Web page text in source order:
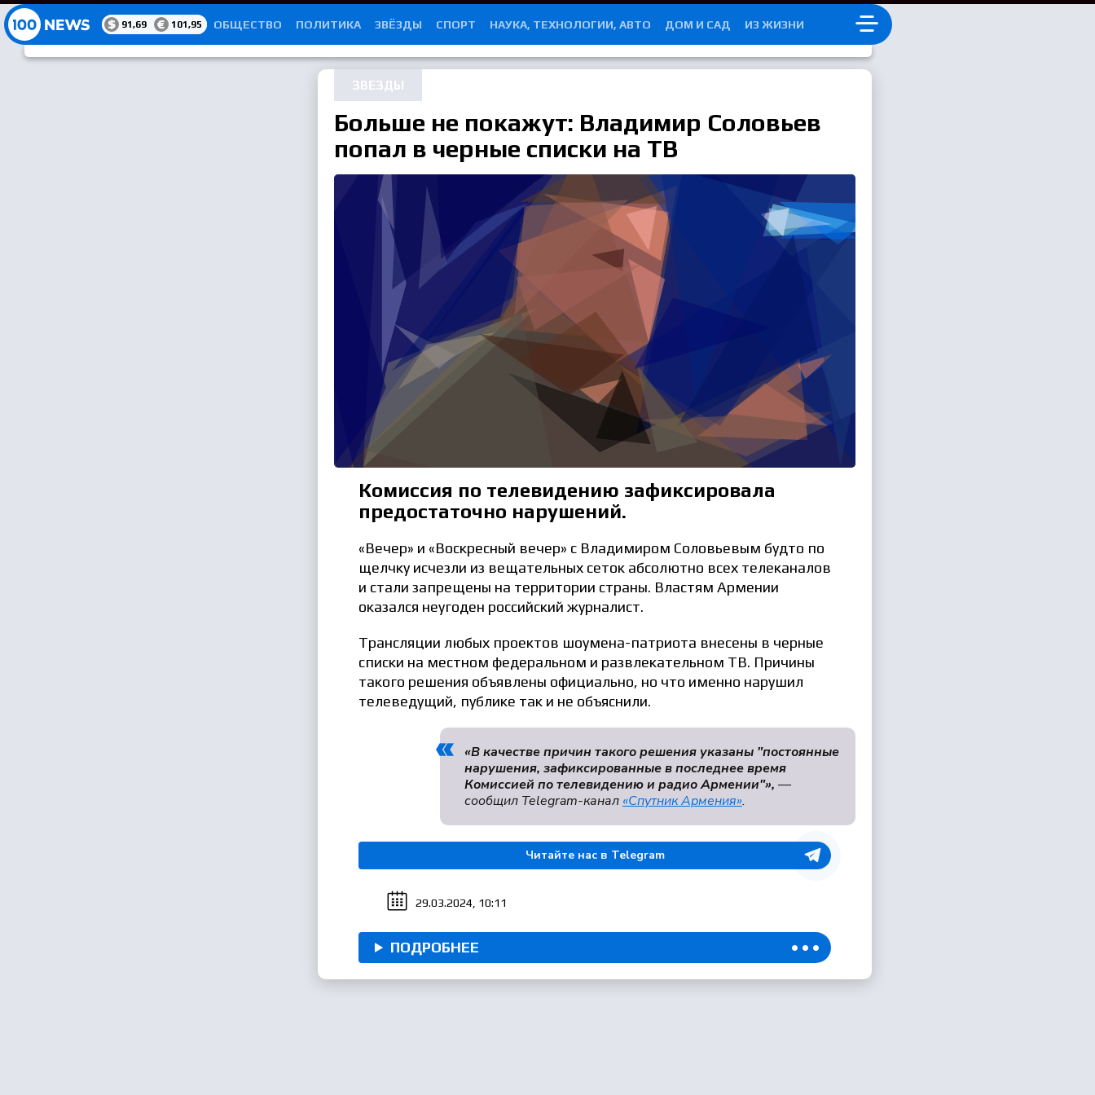
91,69 101,95 РУБРИКАТОР
ОБЩЕСТВО ПОЛИТИКА ЗВЁЗДЫ СПОРТ НАУКА, ТЕХНОЛОГИИ, АВТО ДОМ И САД ИЗ ЖИЗНИ
Больше не покажут: Владимир Соловьев
попал в черные списки на ТВ
Комиссия по телевидению зафиксировала
предостаточно нарушений.
«Вечер» и «Воскресный вечер» с Владимиром Соловьевым будто по
щелчку исчезли из вещательных сеток абсолютно всех телеканалов
и стали запрещены на территории страны. Властям Армении
оказался неугоден российский журналист.
Трансляции любых проектов шоумена-патриота внесены в черные
списки на местном федеральном и развлекательном ТВ. Причины
такого решения объявлены официально, но что именно нарушил
телеведущий, публике так и не объяснили.
«В качестве причин такого решения указаны "постоянные
нарушения, зафиксированные в последнее время
Комиссией по телевидению и радио Армении"», —
сообщил Telegram-канал «Спутник Армения».
Читайте нас в Telegram
29.03.2024, 10:11
ПОДРОБНЕЕ
ЗВЕЗДЫ